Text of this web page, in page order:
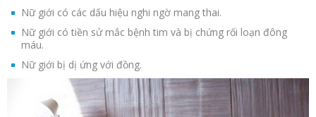
Nữ giới có các dấu hiệu nghi ngờ mang thai.
Nữ giới có tiền sử mắc bệnh tim và bị chứng rối loạn đông
máu.
Nữ giới bị dị ứng với đồng.